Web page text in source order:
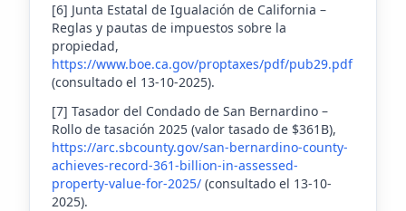
[6] Junta Estatal de Igualación de California –
Reglas y pautas de impuestos sobre la
propiedad,
https://www.boe.ca.gov/proptaxes/pdf/pub29.pdf
(consultado el 13-10-2025).
[7] Tasador del Condado de San Bernardino –
Rollo de tasación 2025 (valor tasado de $361B),
https://arc.sbcounty.gov/san-bernardino-county-
achieves-record-361-billion-in-assessed-
property-value-for-2025/ (consultado el 13-10-
2025).